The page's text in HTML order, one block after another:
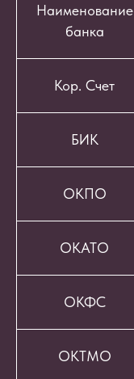
Наименование
банка
Кор. Счет
БИК
ОКПО
ОКАТО
ОКФС
ОКТМО